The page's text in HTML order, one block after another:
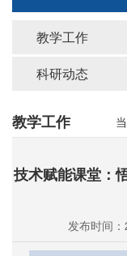
教学工作
科研动态
教学工作
技术赋能课堂：
发布时间